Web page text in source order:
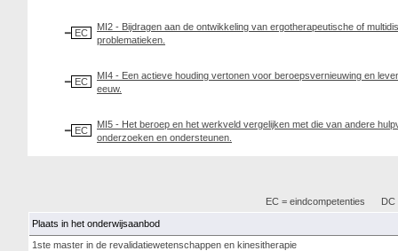
EC
MI2 - Bijdragen aan de ontwikkeling van ergotherapeutische of
problematieken.
EC
MI4 - Een actieve houding vertonen voor beroepsvernieuwing en
eeuw.
EC
MI5 - Het beroep en het werkveld vergelijken met die van andere
onderzoeken en ondersteunen.
EC = eindcompetenties DC
Plaats in het onderwijsaanbod
1ste master in de revalidatiewetenschappen en kinesitherapie